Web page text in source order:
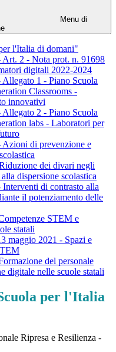
Menu di
l'Italia di domani"
2 - Nota prot. n. 91698
digitali 2022-2024
1 - Piano Scuola
Classrooms -
innovativi
2 - Piano Scuola
labs - Laboratori per
di prevenzione e
dei divari negli
dispersione scolastica
di contrasto alla
il potenziamento delle
STEM e
statali
maggio 2021 - Spazi e
del personale
digitale nelle scuole statali
per l'Italia